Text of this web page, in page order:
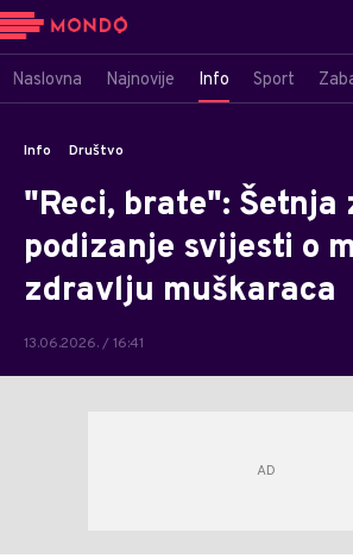
Naslovna Najnovije Info Sport
Info Društvo
"Reci, brate": Šetnja
podizanje svijesti o
zdravlju muškaraca
13.06.2026. / 16:41